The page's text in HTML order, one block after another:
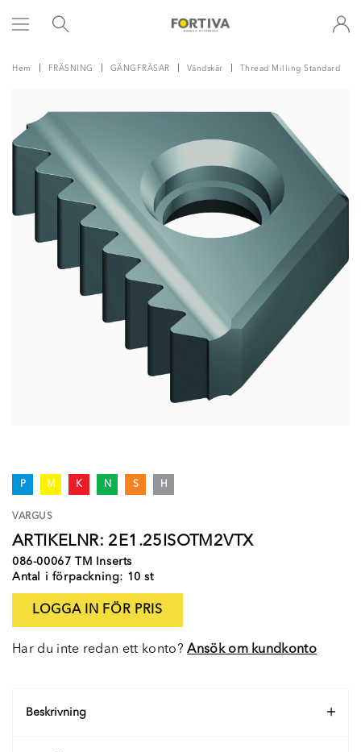
Hem FRÄSNING GÄNGFRÄSAR Vändskär Thread Milling Standard
P M K N S H
VARGUS
ARTIKELNR: 2E1.25ISOTM2VTX
086-00067 TM Inserts
Antal i förpackning: 10 st
LOGGA IN FÖR PRIS
Har du inte redan ett konto?Ansök om kundkonto
Beskrivning